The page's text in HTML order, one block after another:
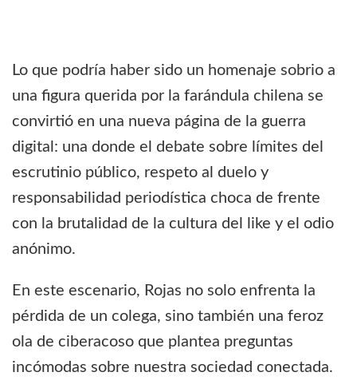
Lo que podría haber sido un homenaje sobrio a
una figura querida por la farándula chilena se
convirtió en una nueva página de la guerra
digital: una donde el debate sobre límites del
escrutinio público, respeto al duelo y
responsabilidad periodística choca de frente
con la brutalidad de la cultura del like y el odio
anónimo.
En este escenario, Rojas no solo enfrenta la
pérdida de un colega, sino también una feroz
ola de ciberacoso que plantea preguntas
incómodas sobre nuestra sociedad conectada.